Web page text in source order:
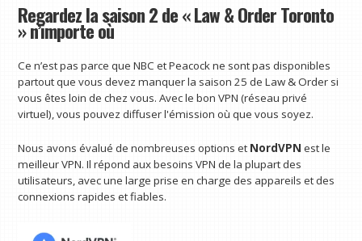
Regardez la saison 2 de « Law & Order Toronto
» n’importe où
Ce n’est pas parce que NBC et Peacock ne sont pas disponibles
partout que vous devez manquer la saison 25 de Law & Order si
vous êtes loin de chez vous. Avec le bon VPN (réseau privé
virtuel), vous pouvez diffuser l'émission où que vous soyez.
Nous avons évalué de nombreuses options et NordVPN est le
meilleur VPN. Il répond aux besoins VPN de la plupart des
utilisateurs, avec une large prise en charge des appareils et des
connexions rapides et fiables.